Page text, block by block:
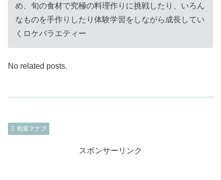
め、旬の食材で究極の料理作りに挑戦したり、いろん
なものを手作りしたり体験学習をしながら成長してい
くロケバラエティー
No related posts.
相葉マナブ
スポンサーリンク